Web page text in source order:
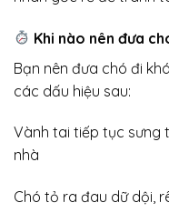
Khi nào nên đưa
Bạn nên đưa chó đi
các dấu hiệu sau:
Vành tai tiếp tục sưng
nhà
Chó tỏ ra đau dữ dội,